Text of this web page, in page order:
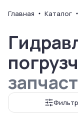
Главная Каталог